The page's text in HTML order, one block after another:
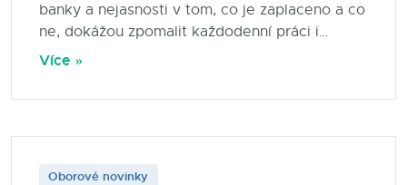
banky a nejasnosti v tom, co je zaplaceno a co
ne, dokážou zpomalit každodenní práci i
rozhodování.
Více »
Oborové novinky